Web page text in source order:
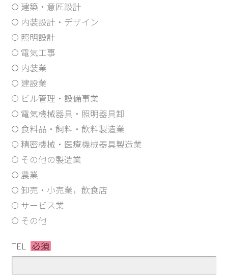
建築・意匠設計
内装設計・デザイン
照明設計
電気工事
内装業
建設業
ビル管理・設備事業
電気機械器具・照明器具卸
食料品・飼料・飲料製造業
精密機械・医療機械器具製造業
その他の製造業
農業
卸売・小売業，飲食店
サービス業
その他
TEL 必須